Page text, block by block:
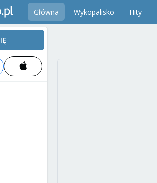
Główna Wykopalisko Hity